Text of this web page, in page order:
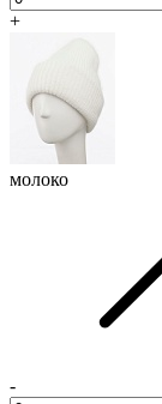
+
молоко
-